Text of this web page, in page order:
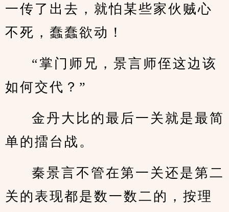
一传了出去，就怕某些家伙贼心
不死，蠢蠢欲动！
“掌门师兄，景言师侄这边该
如何交代？”
金丹大比的最后一关就是最简
单的擂台战。
秦景言不管在第一关还是第二
关的表现都是数一数二的，按理